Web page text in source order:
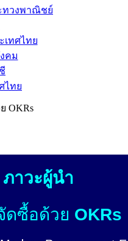
OKRs
าวะผู้นำ
ดซื้อด้วย OKRs